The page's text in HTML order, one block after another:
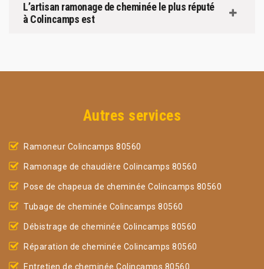
L’artisan ramonage de cheminée le plus réputé
à Colincamps est
Autres services
Ramoneur Colincamps 80560
Ramonage de chaudière Colincamps 80560
Pose de chapeua de cheminée Colincamps 80560
Tubage de cheminée Colincamps 80560
Débistrage de cheminée Colincamps 80560
Réparation de cheminée Colincamps 80560
Entretien de cheminée Colincamps 80560